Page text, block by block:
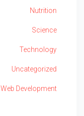
Nutrition
Science
Technology
Uncategorized
Web Development